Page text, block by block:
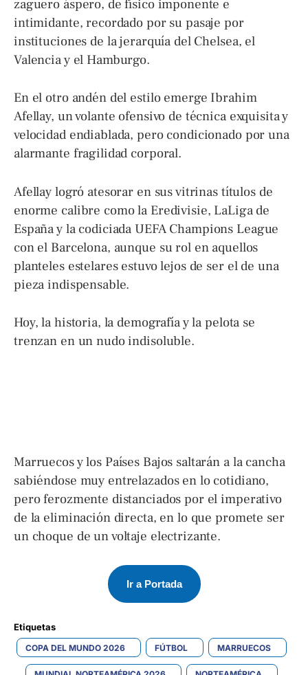
zaguero áspero, de físico imponente e
intimidante, recordado por su pasaje por
instituciones de la jerarquía del Chelsea, el
Valencia y el Hamburgo.
En el otro andén del estilo emerge Ibrahim
Afellay, un volante ofensivo de técnica exquisita y
velocidad endiablada, pero condicionado por una
alarmante fragilidad corporal.
Afellay logró atesorar en sus vitrinas títulos de
enorme calibre como la Eredivisie, LaLiga de
España y la codiciada UEFA Champions League
con el Barcelona, aunque su rol en aquellos
planteles estelares estuvo lejos de ser el de una
pieza indispensable.
Hoy, la historia, la demografía y la pelota se
trenzan en un nudo indisoluble.
Marruecos y los Países Bajos saltarán a la cancha
sabiéndose muy entrelazados en lo cotidiano,
pero ferozmente distanciados por el imperativo
de la eliminación directa, en lo que promete ser
un choque de un voltaje electrizante.
Ir a Portada
Etiquetas
COPA DEL MUNDO 2026 FÚTBOL MARRUECOS